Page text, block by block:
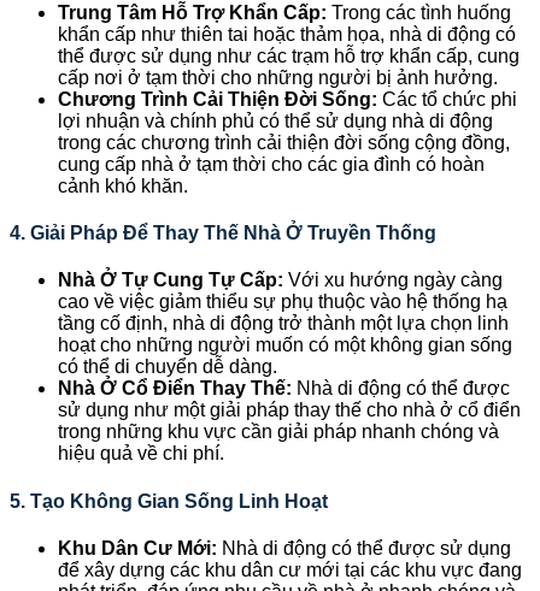
Trung Tâm Hỗ Trợ Khẩn Cấp: Trong các tình huống
khẩn cấp như thiên tai hoặc thảm họa, nhà di động có
thể được sử dụng như các trạm hỗ trợ khẩn cấp, cung
cấp nơi ở tạm thời cho những người bị ảnh hưởng.
Chương Trình Cải Thiện Đời Sống: Các tổ chức phi
lợi nhuận và chính phủ có thể sử dụng nhà di động
trong các chương trình cải thiện đời sống cộng đồng,
cung cấp nhà ở tạm thời cho các gia đình có hoàn
cảnh khó khăn.
4. Giải Pháp Để Thay Thế Nhà Ở Truyền Thống
Nhà Ở Tự Cung Tự Cấp: Với xu hướng ngày càng
cao về việc giảm thiểu sự phụ thuộc vào hệ thống hạ
tầng cố định, nhà di động trở thành một lựa chọn linh
hoạt cho những người muốn có một không gian sống
có thể di chuyển dễ dàng.
Nhà Ở Cổ Điển Thay Thế: Nhà di động có thể được
sử dụng như một giải pháp thay thế cho nhà ở cổ điển
trong những khu vực cần giải pháp nhanh chóng và
hiệu quả về chi phí.
5. Tạo Không Gian Sống Linh Hoạt
Khu Dân Cư Mới: Nhà di động có thể được sử dụng
để xây dựng các khu dân cư mới tại các khu vực đang